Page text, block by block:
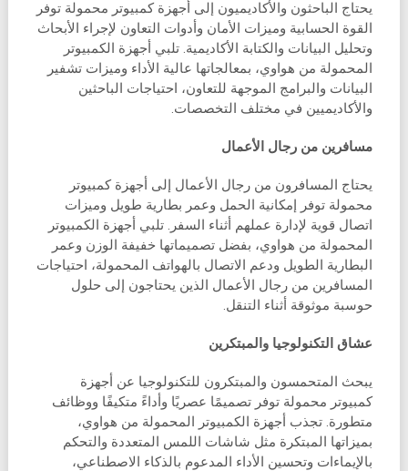
يحتاج الباحثون والأكاديميون إلى أجهزة كمبيوتر محمولة توفر
القوة الحسابية وميزات الأمان وأدوات التعاون لإجراء الأبحاث
وتحليل البيانات والكتابة الأكاديمية. تلبي أجهزة الكمبيوتر
المحمولة من هواوي، بمعالجاتها عالية الأداء وميزات تشفير
البيانات والبرامج الموجهة للتعاون، احتياجات الباحثين
والأكاديميين في مختلف التخصصات.
مسافرين من رجال الأعمال
يحتاج المسافرون من رجال الأعمال إلى أجهزة كمبيوتر
محمولة توفر إمكانية الحمل وعمر بطارية طويل وميزات
اتصال قوية لإدارة عملهم أثناء السفر. تلبي أجهزة الكمبيوتر
المحمولة من هواوي، بفضل تصميماتها خفيفة الوزن وعمر
البطارية الطويل ودعم الاتصال بالهواتف المحمولة، احتياجات
المسافرين من رجال الأعمال الذين يحتاجون إلى حلول
حوسبة موثوقة أثناء التنقل.
عشاق التكنولوجيا والمبتكرين
يبحث المتحمسون والمبتكرون للتكنولوجيا عن أجهزة
كمبيوتر محمولة توفر تصميمًا عصريًا وأداءً متكيفًا ووظائف
متطورة. تجذب أجهزة الكمبيوتر المحمولة من هواوي،
بميزاتها المبتكرة مثل شاشات اللمس المتعددة والتحكم
بالإيماءات وتحسين الأداء المدعوم بالذكاء الاصطناعي،